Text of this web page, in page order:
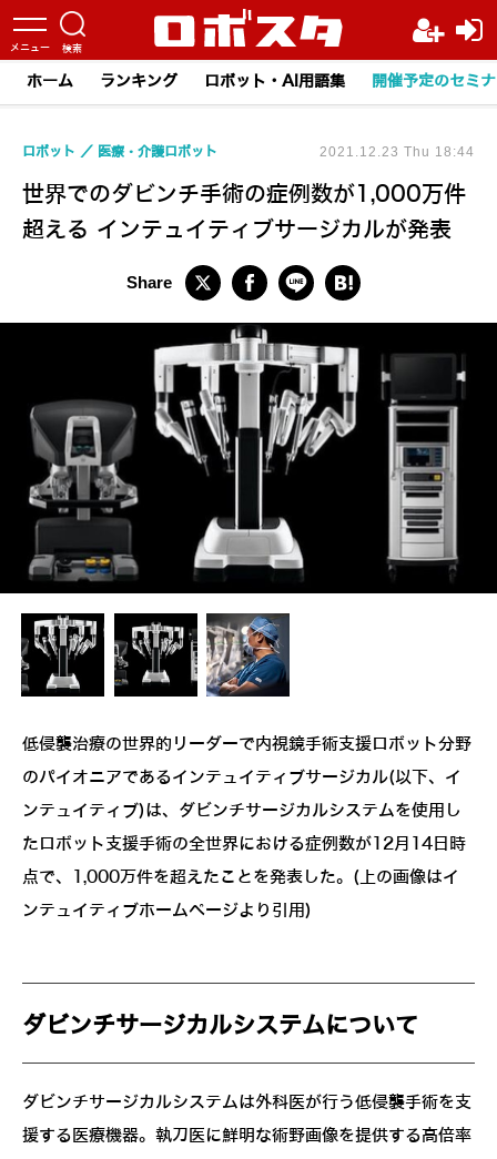
ホーム ランキング ロボット・AI用語集 開催予定のセミ
世界でのダビンチ手術の症例数が1,000万件
超える インテュイティブサージカルが発表
ロボット 医療・介護ロボット 2021.12.23 Thu 18:44
低侵襲治療の世界的リーダーで内視鏡手術支援ロボット分野
のパイオニアであるインテュイティブサージカル(以下、イ
ンテュイティブ)は、ダビンチサージカルシステムを使用し
たロボット支援手術の全世界における症例数が12月14日時
点で、1,000万件を超えたことを発表した。(上の画像はイ
ンテュイティブホームページより引用)
ダビンチサージカルシステムについて
ダビンチサージカルシステムは外科医が行う低侵襲手術を支
援する医療機器。執刀医に鮮明な術野画像を提供する高倍率